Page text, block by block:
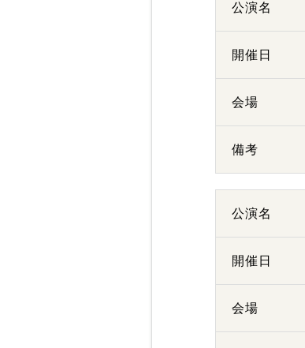
公演名
開催日
会場
備考
公演名
開催日
会場